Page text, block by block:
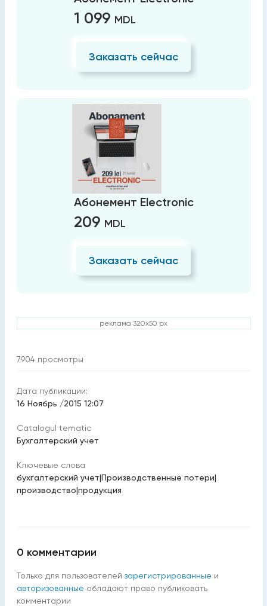
1 099 MDL
Заказать сейчас
Абонемент Electronic
209 MDL
Заказать сейчас
реклама 320x50 px
7904 просмотры
Дата публикации:
16 Ноябрь /2015 12:07
Catalogul tematic
Бухгалтерский учет
Ключевые слова
бухгалтерский учет|Производственные потери|
производство|продукция
0 комментарии
Только для пользователей зарегистрированные и
авторизованные обладают право публиковать
комментарии